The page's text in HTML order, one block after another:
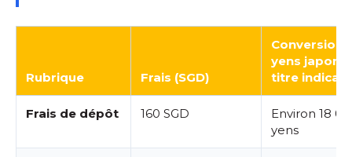
Rubrique Frais (SGD)
Conversion
yens
titre
Frais de dépôt 160 SGD
Environ 18
yens